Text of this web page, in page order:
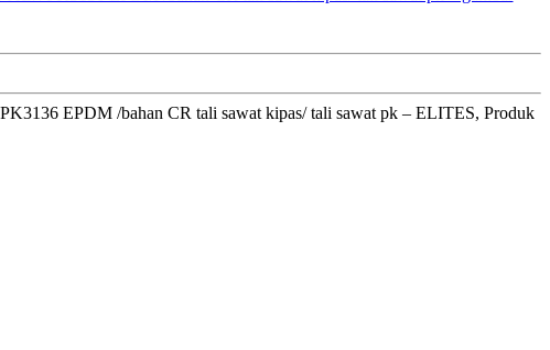
EPDM /bahan CR tali sawat kipas/ tali sawat pk – ELITES, Produk